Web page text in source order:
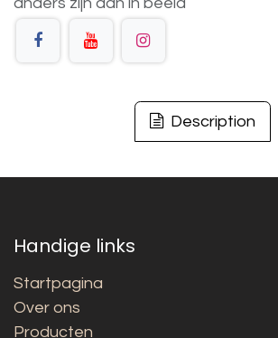
anders zijn dan in beeld
Description
Handige links
Startpagina
Over ons
Producten